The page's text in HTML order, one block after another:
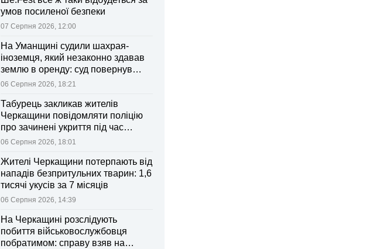
умов посиленої безпеки
07 Серпня 2026, 12:00
На Уманщині судили шахрая-
іноземця, який незаконно здавав
землю в оренду: суд повернув
ділянки громаді
06 Серпня 2026, 18:21
Табурець закликав жителів
Черкащини повідомляти поліцію
про зачинені укриття під час
тривоги
06 Серпня 2026, 18:01
Жителі Черкащини потерпають від
нападів безпритульних тварин: 1,6
тисячі укусів за 7 місяців
06 Серпня 2026, 14:39
На Черкащині розслідують
побиття військовослужбовця
побратимом: справу взяв на